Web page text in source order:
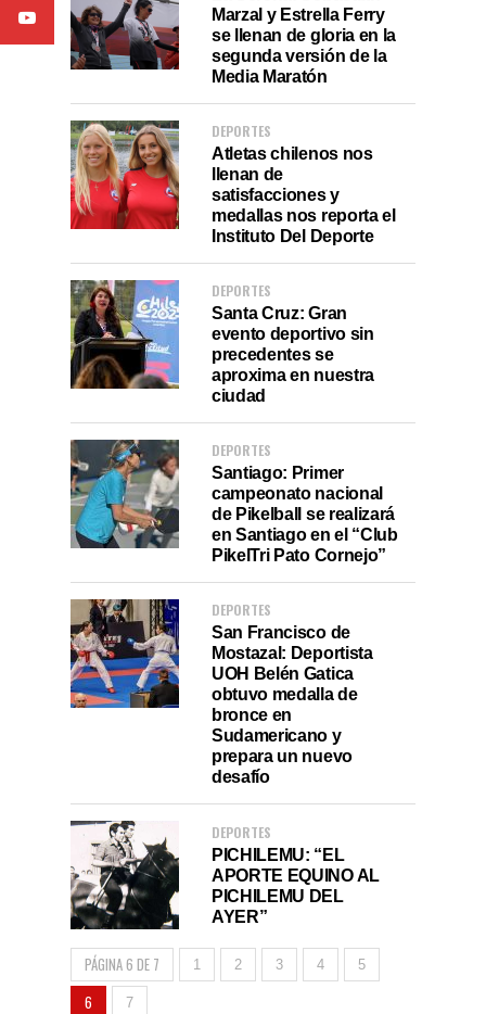
Marzal y Estrella Ferry
se llenan de gloria en la
segunda versión de la
Media Maratón
DEPORTES
Atletas chilenos nos
llenan de
satisfacciones y
medallas nos reporta el
Instituto Del Deporte
DEPORTES
Santa Cruz: Gran
evento deportivo sin
precedentes se
aproxima en nuestra
ciudad
DEPORTES
Santiago: Primer
campeonato nacional
de Pikelball se realizará
en Santiago en el “Club
PikelTri Pato Cornejo”
DEPORTES
San Francisco de
Mostazal: Deportista
UOH Belén Gatica
obtuvo medalla de
bronce en
Sudamericano y
prepara un nuevo
desafío
DEPORTES
PICHILEMU: “EL
APORTE EQUINO AL
PICHILEMU DEL
AYER”
PÁGINA 6 DE 7 1 2 3 4 5
6 7